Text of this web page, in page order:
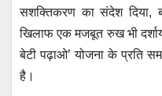
सशक्तिकरण का संदेश दिया,
खिलाफ एक मजबूत रुख भी
बेटी पढ़ाओ’ योजना के प्रति
है।